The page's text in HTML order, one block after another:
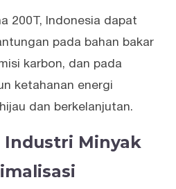
200T, Indonesia dapat
pada bahan bakar
karbon, dan pada
ketahanan energi
dan berkelanjutan.
Industri Minyak